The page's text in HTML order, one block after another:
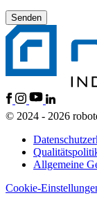
© 2024 - 2026
Allgemeine
Cookie-